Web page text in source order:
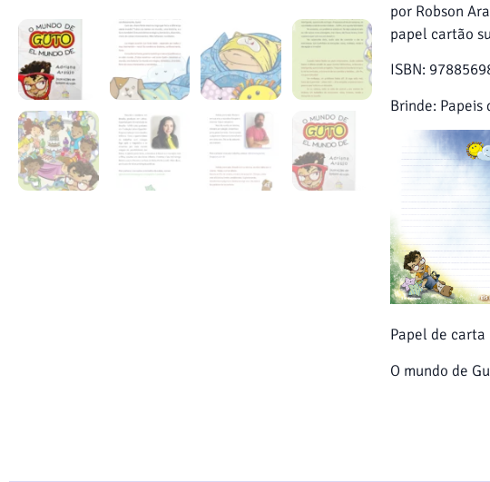
por Robson
papel cartão
ISBN:
Brinde: Papeis
Papel de carta
O mundo de